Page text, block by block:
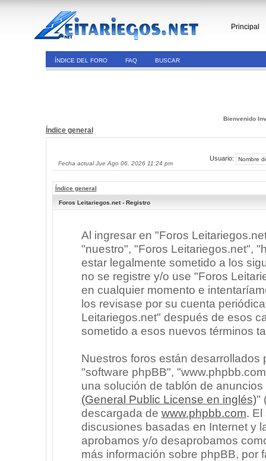
Principal
ÍNDICE DEL FORO FAQ BUSCAR
Bienvenido
Índice general
Fecha actual Jue Ago 06, 2026 11:24 pm
Usuario:
Índice general
Foros Leitariegos.net - Registro
Al ingresar en "Foros
"nuestro", "Foros Leitariegos.net",
estar legalmente sometido a los
no se registre y/o use "Foros
en cualquier momento e
los revisase por su cuenta
Leitariegos.net" después de esos
sometido a esos nuevos términos
Nuestros foros están
"software phpBB",
una solución de tablón de
(General Public License en inglés)"
descargada de www.phpbb.com. El
discusiones basadas en Internet y
aprobamos y/o desaprobamos
más información sobre phpBB, por